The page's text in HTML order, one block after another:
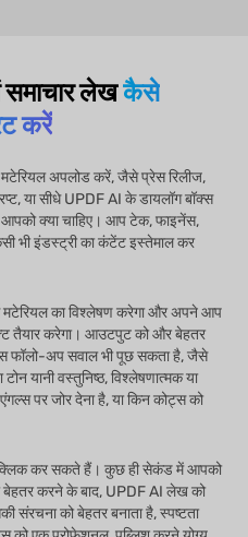
लेखकैसे
करें
अपलोड करें, जैसे प्रेस रिलीज,
या सीधे UPDF AI के डायलॉग बॉक्स
क्या चाहिए। आप टेक, फाइनेंस,
भी इंडस्ट्री का कंटेंट इस्तेमाल कर
का विश्लेषण करेगा और अपने आप
तैयार करेगा। आउटपुट को और बेहतर
फॉलो-अप सवाल भी पूछ सकता है, जैसे
यानी वस्तुनिष्ठ, विश्लेषणात्मक या
पर जोर देना है, या किन कोट्स को
कर सकते हैं। कुछ ही सेकंड में आपको
बेहतर करने के बाद, UPDF AI लेख को
संरचना को बेहतर बनाता है, स्पष्टता